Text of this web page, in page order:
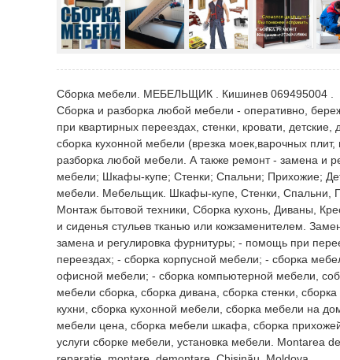
Сборка мебели. МЕБЕЛЬЩИК . Кишинев 069495004 .
Сборка и разборка любой мебели - оперативно,
при квартирных переездах, стенки, кровати,
сборка кухонной мебели (врезка моек,варочных
разборка любой мебели. А также ремонт - замена и
мебели; Шкафы-купе; Cтенки; Cпальни; Прихожие;
мебели. Мебельщик. Шкафы-купе, Cтенки, Cпальни,
Монтаж бытовой техники, Сборка кухонь, Диваны,
и сиденья стульев тканью или кожзаменителем.
замена и регулировка фурнитуры; - помощь при
переездах; - сборка корпусной мебели; - сборка
офисной мебели; - сборка компьютерной мебели,
мебели сборка, сборка дивана, сборка стенки,
кухни, сборка кухонной мебели, сборка мебели на
мебели цена, сборка мебели шкафа, сборка
услуги сборке мебели, установка мебели. Montarea